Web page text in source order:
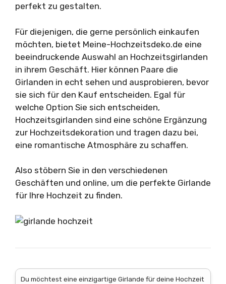
perfekt zu gestalten.
Für diejenigen, die gerne persönlich einkaufen
möchten, bietet Meine-Hochzeitsdeko.de eine
beeindruckende Auswahl an Hochzeitsgirlanden
in ihrem Geschäft. Hier können Paare die
Girlanden in echt sehen und ausprobieren, bevor
sie sich für den Kauf entscheiden. Egal für
welche Option Sie sich entscheiden,
Hochzeitsgirlanden sind eine schöne Ergänzung
zur Hochzeitsdekoration und tragen dazu bei,
eine romantische Atmosphäre zu schaffen.
Also stöbern Sie in den verschiedenen
Geschäften und online, um die perfekte Girlande
für Ihre Hochzeit zu finden.
Du möchtest eine einzigartige Girlande für deine Hochzeit